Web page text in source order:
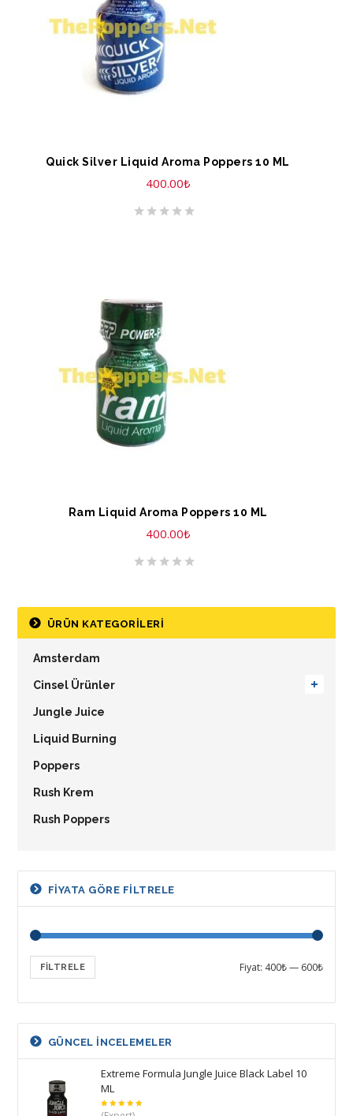
Quick Silver Liquid Aroma Poppers 10 ML
400.00₺
Ram Liquid Aroma Poppers 10 ML
400.00₺
ÜRÜN KATEGORILERI
Amsterdam
Cinsel Ürünler
Jungle Juice
Liquid Burning
Poppers
Rush Krem
Rush Poppers
FIYATA GÖRE FILTRELE
FILTRELE Fiyat: 400₺— 600₺
GÜNCEL INCELEMELER
Extreme Formula Jungle Juice Black Label 10
ML
5